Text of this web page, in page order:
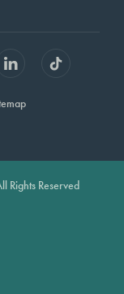
Rights Reserved